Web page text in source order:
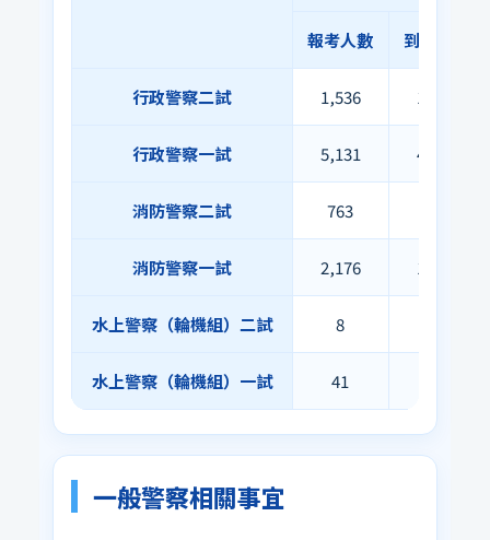
報考人數 到考人數
行政警察二試 1,536 1,508
行政警察一試 5,131 4,018
消防警察二試 763
消防警察一試 2,176 1,708
水上警察（輪機組）二試 8
水上警察（輪機組）一試 41
一般警察相關事宜